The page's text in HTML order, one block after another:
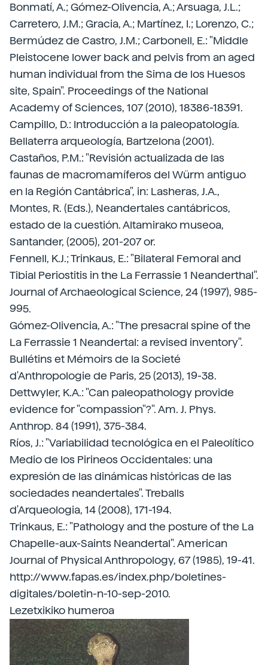
Bonmatí, A.; Gómez-Olivencia, A.; Arsuaga, J.L.;
Carretero, J.M.; Gracia, A.; Martínez, I.; Lorenzo, C.;
Bermúdez de Castro, J.M.; Carbonell, E.: "Middle
Pleistocene lower back and pelvis from an aged
human individual from the Sima de los Huesos
site, Spain". Proceedings of the National
Academy of Sciences, 107 (2010), 18386-18391.
Campillo, D.: Introducción a la paleopatología.
Bellaterra arqueología, Bartzelona (2001).
Castaños, P.M.: "Revisión actualizada de las
faunas de macromamíferos del Würm antiguo
en la Región Cantábrica", in: Lasheras, J.A.,
Montes, R. (Eds.), Neandertales cantábricos,
estado de la cuestión. Altamirako museoa,
Santander, (2005), 201-207 or.
Fennell, K.J.; Trinkaus, E.: "Bilateral Femoral and
Tibial Periostitis in the La Ferrassie 1 Neanderthal".
Journal of Archaeological Science, 24 (1997), 985-
995.
Gómez-Olivencia, A.: "The presacral spine of the
La Ferrassie 1 Neandertal: a revised inventory".
Bullétins et Mémoirs de la Societé
d'Anthropologie de Paris, 25 (2013), 19-38.
Dettwyler, K.A.: "Can paleopathology provide
evidence for "compassion"?". Am. J. Phys.
Anthrop. 84 (1991), 375-384.
Ríos, J.: "Variabilidad tecnológica en el Paleolítico
Medio de los Pirineos Occidentales: una
expresión de las dinámicas históricas de las
sociedades neandertales". Treballs
d'Arqueologia, 14 (2008), 171-194.
Trinkaus, E.: "Pathology and the posture of the La
Chapelle-aux-Saints Neandertal". American
Journal of Physical Anthropology, 67 (1985), 19-41.
http://www.fapas.es/index.php/boletines-
digitales/boletin-n-10-sep-2010.
Lezetxikiko humeroa